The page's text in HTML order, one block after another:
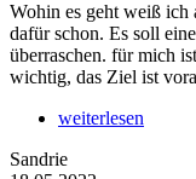
Wohin es geht weiß ich
dafür schon. Es soll
überraschen. für mich
wichtig, das Ziel ist
weiterlesen
Sandrie